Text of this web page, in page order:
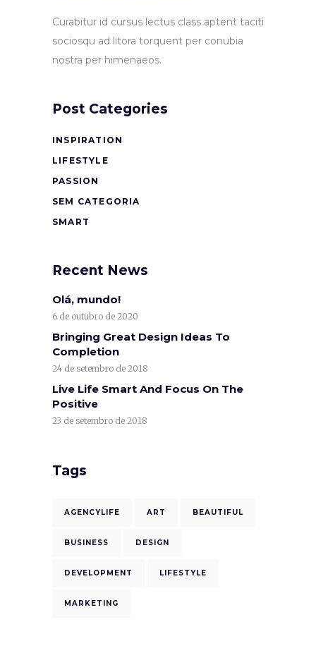
Curabitur id cursus lectus class aptent taciti
sociosqu ad litora torquent per conubia
nostra per himenaeos.
Post Categories
INSPIRATION
LIFESTYLE
PASSION
SEM CATEGORIA
SMART
Recent News
Olá, mundo!
6 de outubro de 2020
Bringing Great Design Ideas To
Completion
24 de setembro de 2018
Live Life Smart And Focus On The
Positive
23 de setembro de 2018
Tags
AGENCYLIFE ART BEAUTIFUL
BUSINESS DESIGN
DEVELOPMENT LIFESTYLE
MARKETING